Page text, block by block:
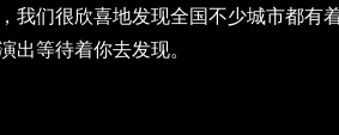
我们很欣喜地发现全国不少城市都有
出等待着你去发现。